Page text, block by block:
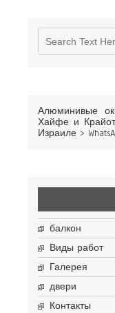
Алюминивые
Хайфе и
Израиле >
балкон
Виды работ
Галерея
двери
Контакты